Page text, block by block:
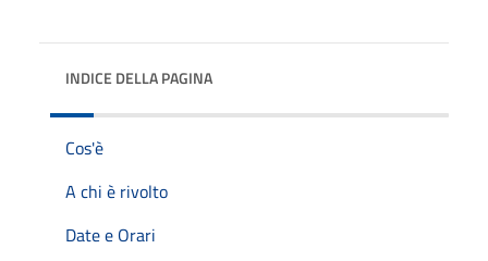
INDICE DELLA PAGINA
Cos'è
A chi è rivolto
Date e Orari